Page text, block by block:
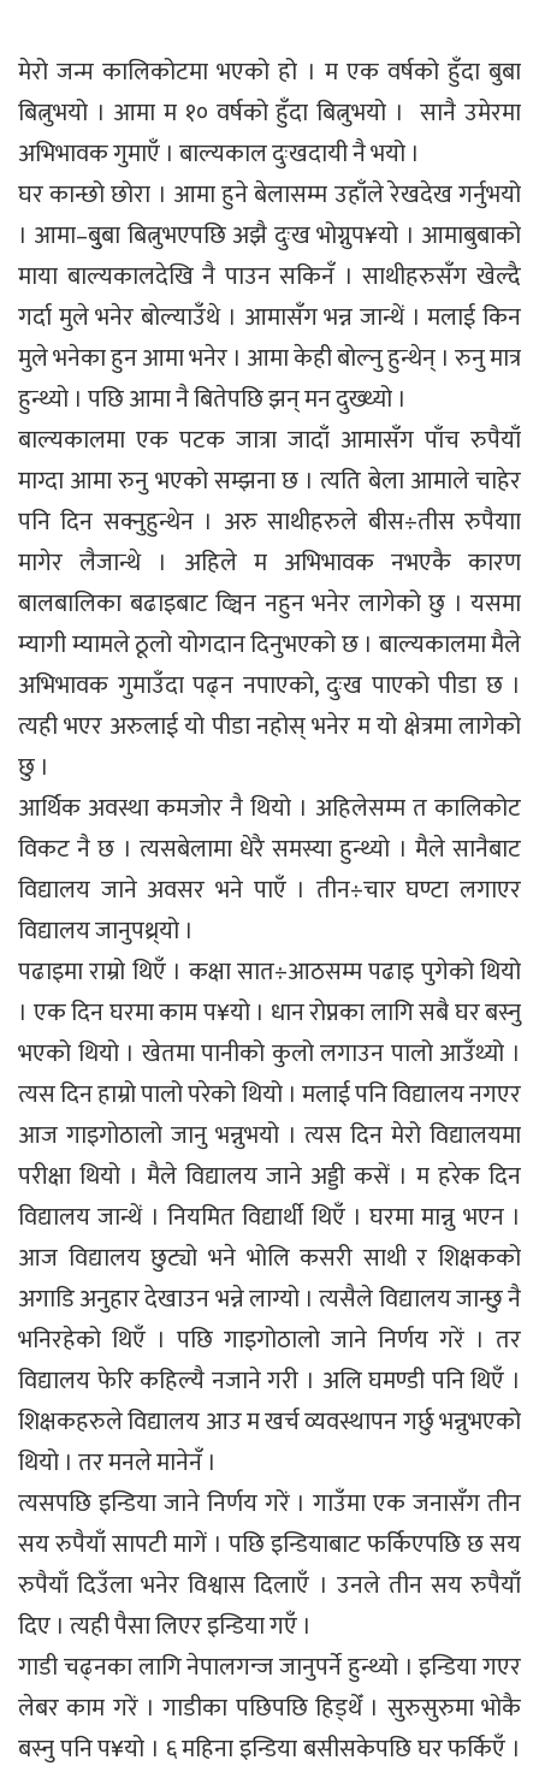
मेरो जन्म कालिकोटमा भएको हो । म एक वर्षको हुँदा बुबा
बित्नुभयो । आमा म १० वर्षको हुँदा बित्नुभयो । सानै उमेरमा
अभिभावक गुमाएँ । बाल्यकाल दुःखदायी नै भयो ।
घर कान्छो छोरा । आमा हुने बेलासम्म उहाँले रेखदेख गर्नुभयो
। आमा–बुुबा बित्नुभएपछि अझै दुःख भोग्नुप¥यो । आमाबुबाको
माया बाल्यकालदेखि नै पाउन सकिनँ । साथीहरुसँग खेल्दै
गर्दा मुले भनेर बोल्याउँथे । आमासँग भन्न जान्थें । मलाई किन
मुले भनेका हुन आमा भनेर । आमा केही बोल्नु हुन्थेन् । रुनु मात्र
हुन्थ्यो । पछि आमा नै बितेपछि झन् मन दुख्थ्यो ।
बाल्यकालमा एक पटक जात्रा जादाँ आमासँग पाँच रुपैयाँ
माग्दा आमा रुनु भएको सम्झना छ । त्यति बेला आमाले चाहेर
पनि दिन सक्नुहुन्थेन । अरु साथीहरुले बीस÷तीस रुपैयाा
मागेर लैजान्थे । अहिले म अभिभावक नभएकै कारण
बालबालिका बढाइबाट व्ञ्चिन नहुन भनेर लागेको छु । यसमा
म्यागी म्यामले ठूलो योगदान दिनुभएको छ । बाल्यकालमा मैले
अभिभावक गुमाउँदा पढ्न नपाएको, दुःख पाएको पीडा छ ।
त्यही भएर अरुलाई यो पीडा नहोस् भनेर म यो क्षेत्रमा लागेको
छु ।
आर्थिक अवस्था कमजोर नै थियो । अहिलेसम्म त कालिकोट
विकट नै छ । त्यसबेलामा धेरै समस्या हुन्थ्यो । मैले सानैबाट
विद्यालय जाने अवसर भने पाएँ । तीन÷चार घण्टा लगाएर
विद्यालय जानुपथ्र्यो ।
पढाइमा राम्रो थिएँ । कक्षा सात÷आठसम्म पढाइ पुगेको थियो
। एक दिन घरमा काम प¥यो । धान रोप्नका लागि सबै घर बस्नु
भएको थियो । खेतमा पानीको कुलो लगाउन पालो आउँथ्यो ।
त्यस दिन हाम्रो पालो परेको थियो । मलाई पनि विद्यालय नगएर
आज गाइगोठालो जानु भन्नुभयो । त्यस दिन मेरो विद्यालयमा
परीक्षा थियो । मैले विद्यालय जाने अड्डी कसें । म हरेक दिन
विद्यालय जान्थें । नियमित विद्यार्थी थिएँ । घरमा मान्नु भएन ।
आज विद्यालय छुट्यो भने भोलि कसरी साथी र शिक्षकको
अगाडि अनुहार देखाउन भन्ने लाग्यो । त्यसैले विद्यालय जान्छु नै
भनिरहेको थिएँ । पछि गाइगोठालो जाने निर्णय गरें । तर
विद्यालय फेरि कहिल्यै नजाने गरी । अलि घमण्डी पनि थिएँ ।
शिक्षकहरुले विद्यालय आउ म खर्च व्यवस्थापन गर्छु भन्नुभएको
थियो । तर मनले मानेनँ ।
त्यसपछि इन्डिया जाने निर्णय गरें । गाउँमा एक जनासँग तीन
सय रुपैयाँ सापटी मागें । पछि इन्डियाबाट फर्किएपछि छ सय
रुपैयाँ दिउँला भनेर विश्वास दिलाएँ । उनले तीन सय रुपैयाँ
दिए । त्यही पैसा लिएर इन्डिया गएँ ।
गाडी चढ्नका लागि नेपालगन्ज जानुपर्ने हुन्थ्यो । इन्डिया गएर
लेबर काम गरें । गाडीका पछिपछि हिड्थेँ । सुरुसुरुमा भोकै
बस्नु पनि प¥यो । ६ महिना इन्डिया बसीसकेपछि घर फर्किएँ ।